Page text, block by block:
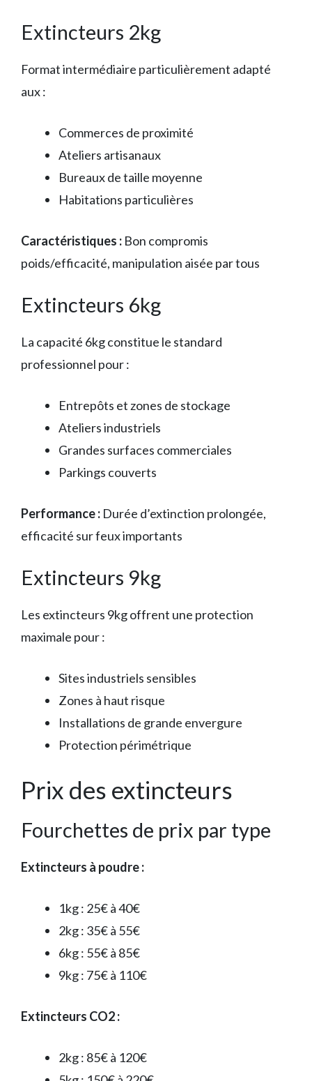
Extincteurs 2kg
Format intermédiaire particulièrement adapté
aux :
Commerces de proximité
Ateliers artisanaux
Bureaux de taille moyenne
Habitations particulières
Caractéristiques : Bon compromis
poids/efficacité, manipulation aisée par tous
Extincteurs 6kg
La capacité 6kg constitue le standard
professionnel pour :
Entrepôts et zones de stockage
Ateliers industriels
Grandes surfaces commerciales
Parkings couverts
Performance : Durée d’extinction prolongée,
efficacité sur feux importants
Extincteurs 9kg
Les extincteurs 9kg offrent une protection
maximale pour :
Sites industriels sensibles
Zones à haut risque
Installations de grande envergure
Protection périmétrique
Prix des extincteurs
Fourchettes de prix par type
Extincteurs à poudre :
1kg : 25€ à 40€
2kg : 35€ à 55€
6kg : 55€ à 85€
9kg : 75€ à 110€
Extincteurs CO2 :
2kg : 85€ à 120€